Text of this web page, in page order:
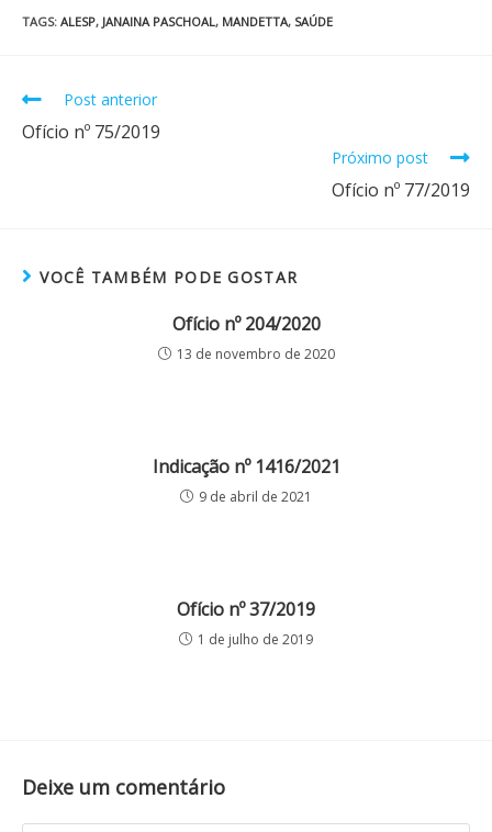
TAGS: ALESP, JANAINA PASCHOAL, MANDETTA, SAÚDE
Post anterior
Ofício nº 75/2019
Próximo post
Ofício nº 77/2019
VOCÊ TAMBÉM PODE GOSTAR
Ofício nº 204/2020
13 de novembro de 2020
Indicação nº 1416/2021
9 de abril de 2021
Ofício nº 37/2019
1 de julho de 2019
Deixe um comentário